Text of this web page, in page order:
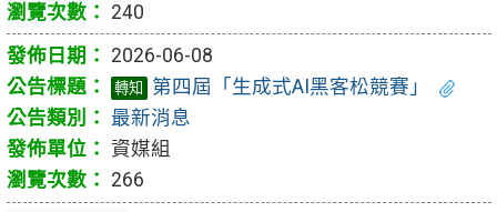
240
2026-06-08
轉知
第四屆「生成式AI黑客松競賽」
最新消息
資媒組
266